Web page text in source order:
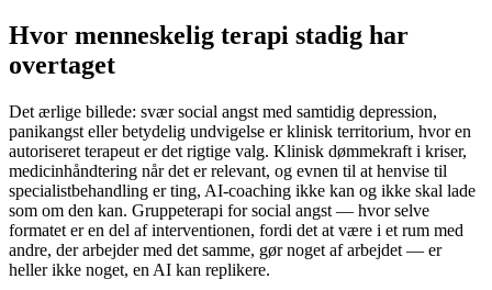
Hvor menneskelig terapi stadig har
overtaget
Det ærlige billede: svær social angst med samtidig depression,
panikangst eller betydelig undvigelse er klinisk territorium, hvor en
autoriseret terapeut er det rigtige valg. Klinisk dømmekraft i kriser,
medicinhåndtering når det er relevant, og evnen til at henvise til
specialistbehandling er ting, AI-coaching ikke kan og ikke skal lade
som om den kan. Gruppeterapi for social angst — hvor selve
formatet er en del af interventionen, fordi det at være i et rum med
andre, der arbejder med det samme, gør noget af arbejdet — er
heller ikke noget, en AI kan replikere.